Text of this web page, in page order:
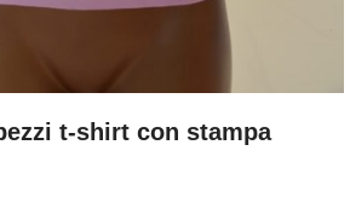
t-shirt con stampa